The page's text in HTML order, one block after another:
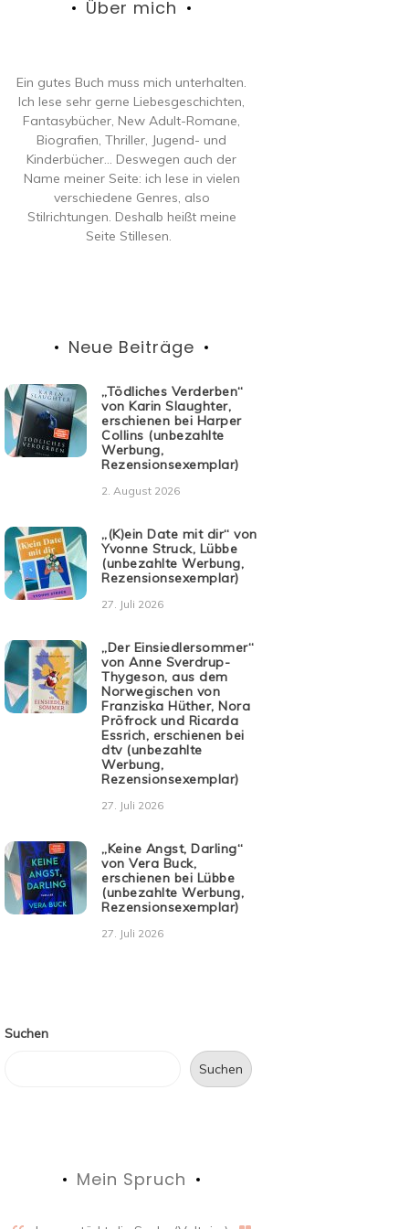
Über mich
Ein gutes Buch muss mich unterhalten.
Ich lese sehr gerne Liebesgeschichten,
Fantasybücher, New Adult-Romane,
Biografien, Thriller, Jugend- und
Kinderbücher… Deswegen auch der
Name meiner Seite: ich lese in vielen
verschiedene Genres, also
Stilrichtungen. Deshalb heißt meine
Seite Stillesen.
Neue Beiträge
„Tödliches Verderben“
von Karin Slaughter,
erschienen bei Harper
Collins (unbezahlte
Werbung,
Rezensionsexemplar)
2. August 2026
„(K)ein Date mit dir“ von
Yvonne Struck, Lübbe
(unbezahlte Werbung,
Rezensionsexemplar)
27. Juli 2026
„Der Einsiedlersommer“
von Anne Sverdrup-
Thygeson, aus dem
Norwegischen von
Franziska Hüther, Nora
Pröfrock und Ricarda
Essrich, erschienen bei
dtv (unbezahlte
Werbung,
Rezensionsexemplar)
27. Juli 2026
„Keine Angst, Darling“
von Vera Buck,
erschienen bei Lübbe
(unbezahlte Werbung,
Rezensionsexemplar)
27. Juli 2026
Suchen
Suchen
Mein Spruch